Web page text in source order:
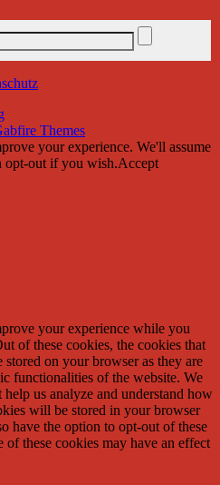
Themes
your experience. We'll assume
opt-out if you wish.Accept
your experience while you
of these cookies, the cookies that
stored on your browser as they are
functionalities of the website. We
us analyze and understand how
will be stored in your browser
have the option to opt-out of these
these cookies may have an effect